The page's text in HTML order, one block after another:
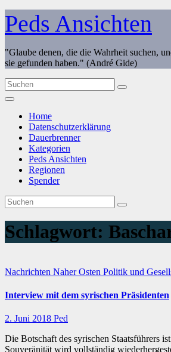
Zum
Inhalt
springen
Peds Ansichten
"Glaube denen, die die Wahrheit suchen,
sie gefunden haben." (André Gide)
Home
Datenschutzerklärung
Dauerbrenner
Kategorien
Peds Ansichten
Regionen
Spender
Schlagwort:
Nachrichten Naher Osten Politik und
Interview mit dem syrischen Präsidenten
2. Juni 2018 Ped
Die Botschaft des syrischen Staatsführers
Souveränität wird vollständig